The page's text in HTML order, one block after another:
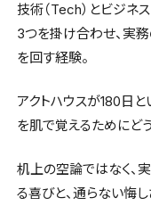
技術（Tech）とビジネ
3つを掛け合わせ、実
を回す経験。
アクトハウスが180日
を肌で覚えるためにど
机上の空論ではなく、
る喜びと、通らない悔